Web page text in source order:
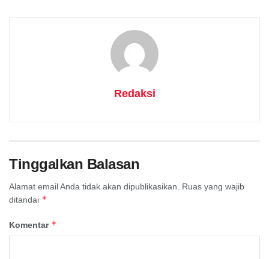
Redaksi
Tinggalkan Balasan
Alamat email Anda tidak akan dipublikasikan. Ruas yang wajib
ditandai *
Komentar *